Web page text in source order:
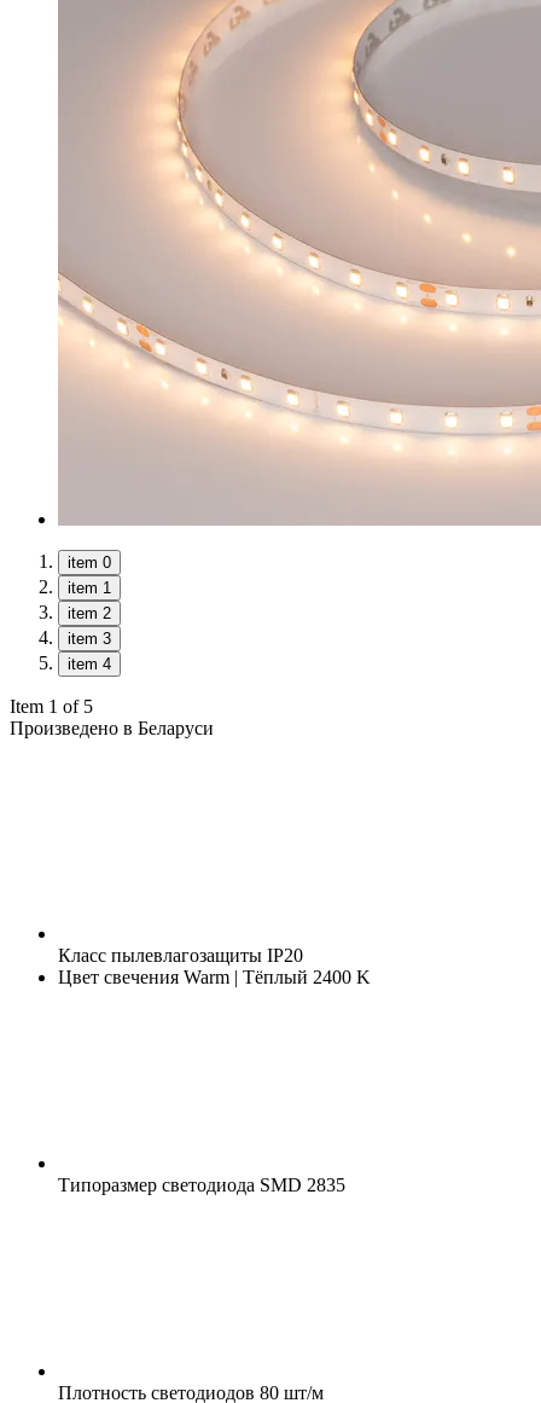
item 0
item 1
item 2
item 3
item 4
Item 1 of 5
Произведено в Беларуси
Класс пылевлагозащиты IP20
Цвет свечения Warm | Тёплый 2400 K
Типоразмер светодиода SMD 2835
Плотность светодиодов 80 шт/м